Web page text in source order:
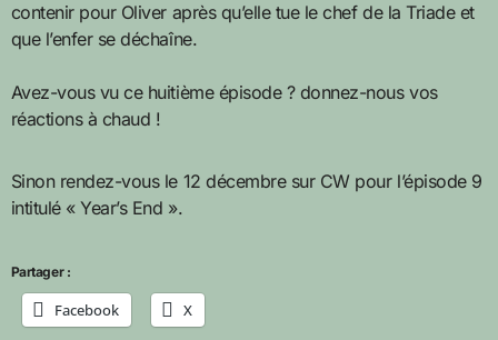
contenir pour Oliver après qu’elle tue le chef de la Triade et
que l’enfer se déchaîne.
Avez-vous vu ce huitième épisode ? donnez-nous vos
réactions à chaud !
Sinon rendez-vous le 12 décembre sur CW pour l’épisode 9
intitulé « Year’s End ».
Partager :
Facebook X